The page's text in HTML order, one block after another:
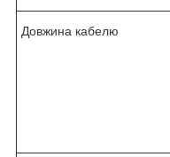
Довжина кабелю